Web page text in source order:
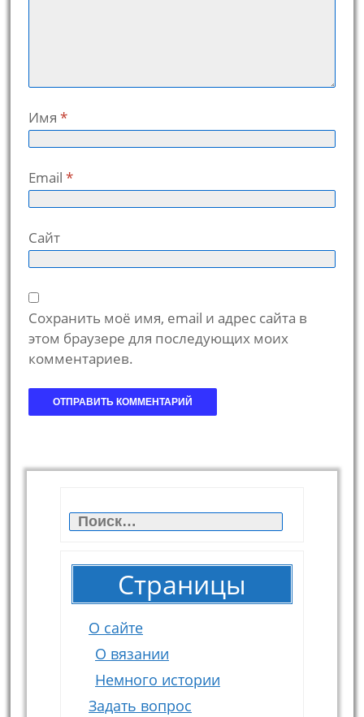
Имя *
Email *
Сайт
Сохранить моё имя, email и адрес сайта в
этом браузере для последующих моих
комментариев.
Найти:
Страницы
О сайте
О вязании
Немного истории
Задать вопрос